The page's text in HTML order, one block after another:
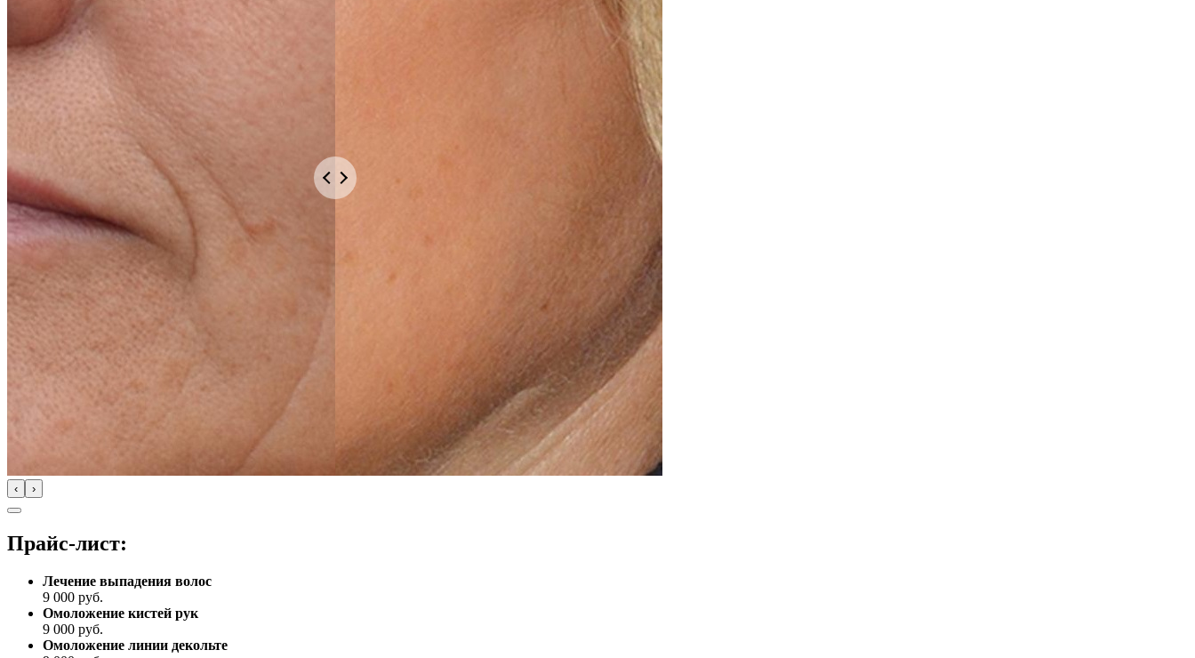
‹ ›
Прайс-лист:
Лечение выпадения волос
9 000 руб.
Омоложение кистей рук
9 000 руб.
Омоложение линии декольте